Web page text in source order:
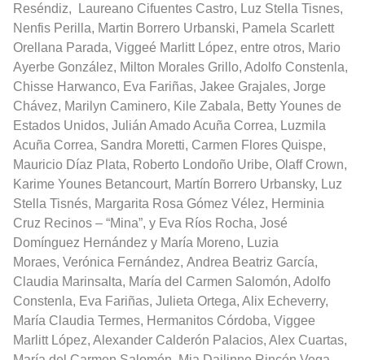
Reséndiz,
Laureano Cifuentes Castro, Luz Stella Tisnes,
Nenfis Perilla, Martin Borrero Urbanski, Pamela Scarlett
Orellana Parada, Viggeé Marlitt López, entre otros, Mario
Ayerbe González, Milton Morales Grillo, Adolfo Constenla,
Chisse Harwanco, Eva Fariñas, Jakee Grajales, Jorge
Chávez, Marilyn Caminero, Kile Zabala, Betty Younes de
Estados Unidos, Julián Amado Acuña Correa, Luzmila
Acuña Correa, Sandra Moretti, Carmen Flores Quispe,
Mauricio Díaz Plata, Roberto Londoño Uribe, Olaff Crown,
Karime Younes Betancourt, Martín Borrero Urbansky, Luz
Stella Tisnés, Margarita Rosa Gómez Vélez, Herminia
Cruz Recinos – “Mina”, y Eva Ríos Rocha, José
Domínguez Hernández y María Moreno, Luzia
Moraes, Verónica Fernández, Andrea Beatriz García,
Claudia Marinsalta, María del Carmen Salomón, Adolfo
Constenla, Eva Fariñas, Julieta Ortega, Alix Echeverry,
María Claudia Termes, Hermanitos Córdoba, Viggee
Marlitt López, Alexander Calderón Palacios, Alex Cuartas,